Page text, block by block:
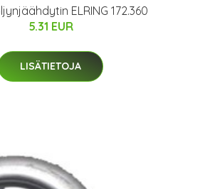
ELRING 172.360
5.31 EUR
LISÄTIETOJA